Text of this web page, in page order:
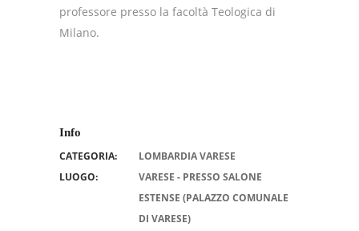
professore presso la facoltà Teologica di
Milano.
Info
CATEGORIA:
LOMBARDIA VARESE
LUOGO:
VARESE - PRESSO SALONE
ESTENSE (PALAZZO COMUNALE
DI VARESE)